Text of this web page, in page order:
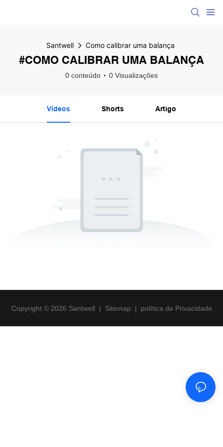
Santwell Como calibrar uma balança
#COMO CALIBRAR UMA BALANÇA
0 conteúdo 0 Visualizações
Vídeos Shorts Artigo
Copyright © 2026 Santwell | Sitemap | política de Privacidade